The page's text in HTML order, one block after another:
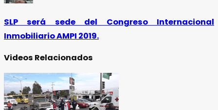
SLP será sede del Congreso Internacional
Inmobiliario AMPI 2019.
Videos Relacionados